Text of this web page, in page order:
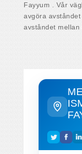
Fayyum . Vår
avgöra
avståndet mellan